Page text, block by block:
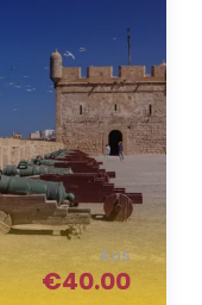
Aus
€40.00